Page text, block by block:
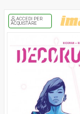
ACCEDI PER
ACQUISTARE